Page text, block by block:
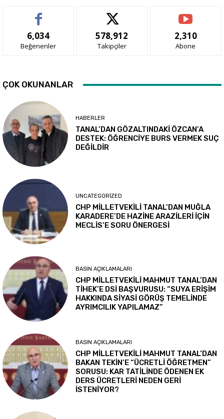
6,034
Beğenenler
578,912
Takipçiler
2,310
Abone
ÇOK OKUNANLAR
HABERLER
TANAL’DAN GÖZALTINDAKİ ÖZCAN’A
DESTEK: ÖĞRENCİYE BURS VERMEK SUÇ
DEĞİLDİR
UNCATEGORIZED
CHP MİLLETVEKİLİ TANAL’DAN MUĞLA
KARADERE’DE HAZİNE ARAZİLERİ İÇİN
MECLİS’E SORU ÖNERGESİ
BASIN AÇIKLAMALARI
CHP MİLLETVEKİLİ MAHMUT TANAL’DAN
TİHEK’E DSİ BAŞVURUSU: “SUYA ERİŞİM
HAKKINDA SİYASİ GÖRÜŞ TEMELİNDE
AYRIMCILIK YAPILAMAZ”
BASIN AÇIKLAMALARI
CHP MİLLETVEKİLİ MAHMUT TANAL’DAN
BAKAN TEKİN’E “ÜCRETLİ ÖĞRETMEN”
SORUSU: KAR TATİLİNDE ÖDENEN EK
DERS ÜCRETLERİ NEDEN GERİ
İSTENİYOR?